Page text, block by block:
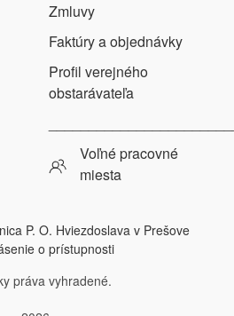
Zmluvy
Faktúry a objednávky
Profil verejného
obstarávateľa
Voľné pracovné
miesta
P. O. Hviezdoslava v Prešove
o prístupnosti
práva vyhradené.